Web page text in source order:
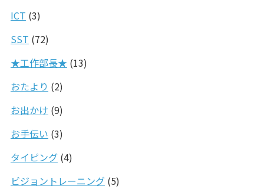
ICT (3)
SST (72)
★工作部長★ (13)
おたより (2)
お出かけ (9)
お手伝い (3)
タイピング(4)
ビジョントレーニング(5)